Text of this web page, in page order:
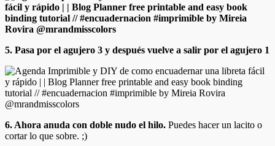
5. Pasa por el agujero 3 y después vuelve a salir por el agujero 1
6. Ahora anuda con doble nudo el hilo. Puedes hacer un lacito o
cortar lo que sobre. ;)